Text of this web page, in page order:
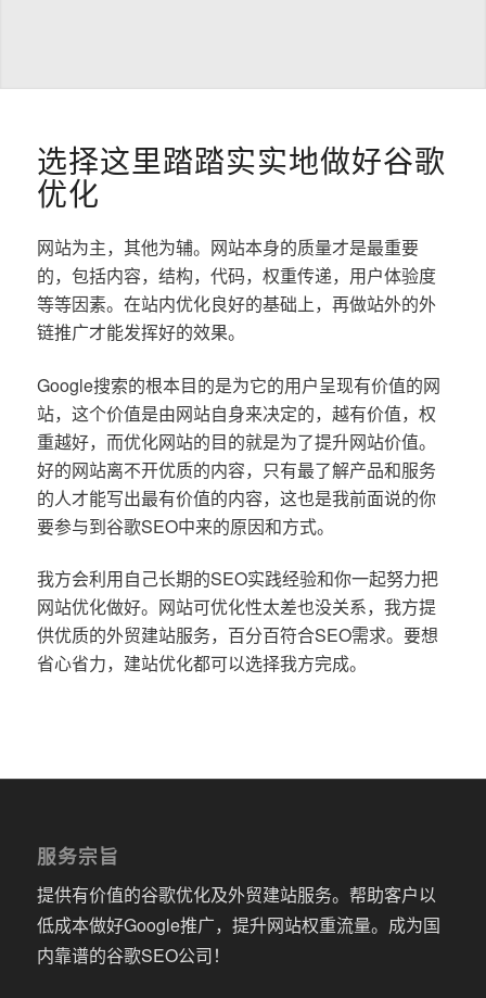
选择这里踏踏实实地做好谷歌
优化
网站为主，其他为辅。网站本身的质量才是最重要
的，包括内容，结构，代码，权重传递，用户体验度
等等因素。在站内优化良好的基础上，再做站外的外
链推广才能发挥好的效果。
Google搜索的根本目的是为它的用户呈现有价值的网
站，这个价值是由网站自身来决定的，越有价值，权
重越好，而优化网站的目的就是为了提升网站价值。
好的网站离不开优质的内容，只有最了解产品和服务
的人才能写出最有价值的内容，这也是我前面说的你
要参与到谷歌SEO中来的原因和方式。
我方会利用自己长期的SEO实践经验和你一起努力把
网站优化做好。网站可优化性太差也没关系，我方提
供优质的外贸建站服务，百分百符合SEO需求。要想
省心省力，建站优化都可以选择我方完成。
服务宗旨
提供有价值的谷歌优化及外贸建站服务。帮助客户以
低成本做好Google推广，提升网站权重流量。成为国
内靠谱的谷歌SEO公司！